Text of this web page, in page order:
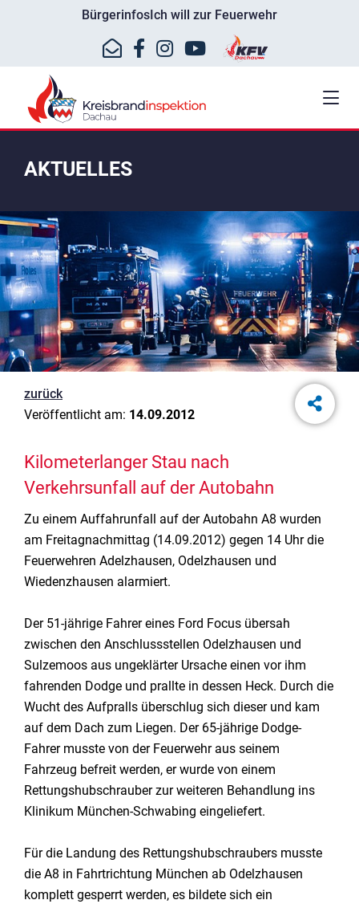
BürgerinfosIch will zur Feuerwehr
AKTUELLES
zurück
Veröffentlicht am: 14.09.2012
Kilometerlanger Stau nach
Verkehrsunfall auf der Autobahn
Zu einem Auffahrunfall auf der Autobahn A8 wurden
am Freitagnachmittag (14.09.2012) gegen 14 Uhr die
Feuerwehren Adelzhausen, Odelzhausen und
Wiedenzhausen alarmiert.
Der 51-jährige Fahrer eines Ford Focus übersah
zwischen den Anschlussstellen Odelzhausen und
Sulzemoos aus ungeklärter Ursache einen vor ihm
fahrenden Dodge und prallte in dessen Heck. Durch die
Wucht des Aufpralls überschlug sich dieser und kam
auf dem Dach zum Liegen. Der 65-jährige Dodge-
Fahrer musste von der Feuerwehr aus seinem
Fahrzeug befreit werden, er wurde von einem
Rettungshubschrauber zur weiteren Behandlung ins
Klinikum München-Schwabing eingeliefert.
Für die Landung des Rettungshubschraubers musste
die A8 in Fahrtrichtung München ab Odelzhausen
komplett gesperrt werden, es bildete sich ein